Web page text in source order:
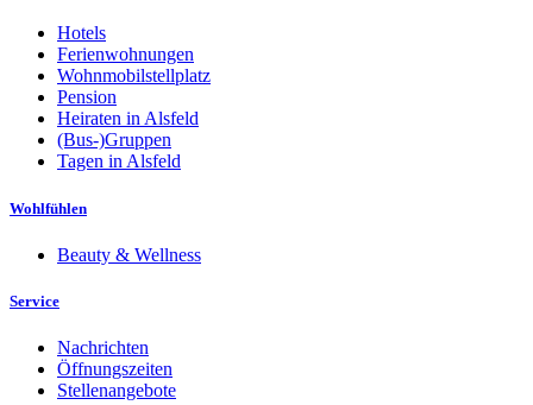
Hotels
Ferienwohnungen
Wohnmobilstellplatz
Pension
Heiraten in Alsfeld
(Bus-)Gruppen
Tagen in Alsfeld
Wohlfühlen
Beauty & Wellness
Service
Nachrichten
Öffnungszeiten
Stellenangebote